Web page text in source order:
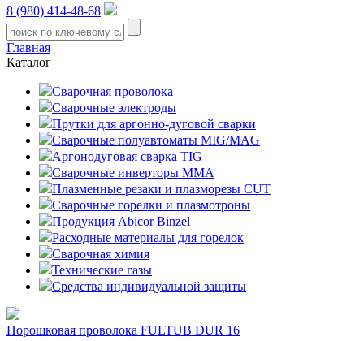
8 (980) 414-48-68
Главная
Каталог
Сварочная проволока
Сварочные электроды
Прутки для аргонно-дуговой сварки
Сварочные полуавтоматы MIG/MAG
Аргонодуговая сварка TIG
Сварочные инверторы MMA
Плазменные резаки и плазморезы CUT
Сварочные горелки и плазмотроны
Продукция Abicor Binzel
Расходные материалы для горелок
Сварочная химия
Технические газы
Средства индивидуальной защиты
Порошковая проволока FULTUB DUR 16